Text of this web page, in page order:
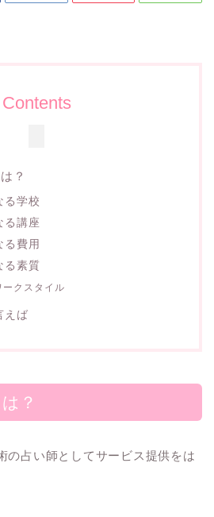
Contents
？
る学校
る講座
る費用
る素質
ークスタイル
えば
？
の占い師としてサービス提供をは